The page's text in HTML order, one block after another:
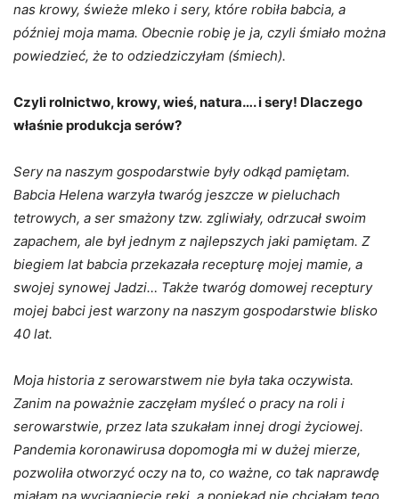
nas krowy, świeże mleko i sery, które robiła babcia, a
później moja mama. Obecnie robię je ja, czyli śmiało można
powiedzieć, że to odziedziczyłam (śmiech).
Czyli rolnictwo, krowy, wieś, natura…. i sery! Dlaczego
właśnie produkcja serów?
Sery na naszym gospodarstwie były odkąd pamiętam.
Babcia Helena warzyła twaróg jeszcze w pieluchach
tetrowych, a ser smażony tzw. zgliwiały, odrzucał swoim
zapachem, ale był jednym z najlepszych jaki pamiętam. Z
biegiem lat babcia przekazała recepturę mojej mamie, a
swojej synowej Jadzi… Także twaróg domowej receptury
mojej babci jest warzony na naszym gospodarstwie blisko
40 lat.
Moja historia z serowarstwem nie była taka oczywista.
Zanim na poważnie zaczęłam myśleć o pracy na roli i
serowarstwie, przez lata szukałam innej drogi życiowej.
Pandemia koronawirusa dopomogła mi w dużej mierze,
pozwoliła otworzyć oczy na to, co ważne, co tak naprawdę